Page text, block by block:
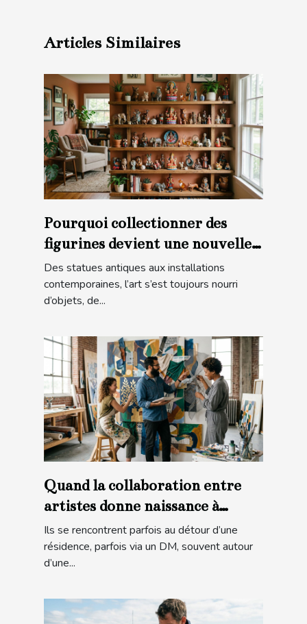
Articles Similaires
Pourquoi collectionner des
figurines devient une nouvelle
forme d’art
Des statues antiques aux installations
contemporaines, l’art s’est toujours nourri
d’objets, de...
Quand la collaboration entre
artistes donne naissance à
l’inattendu
Ils se rencontrent parfois au détour d’une
résidence, parfois via un DM, souvent autour
d’une...